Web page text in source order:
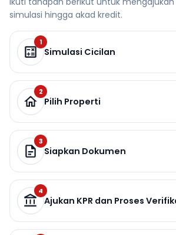
simulasi hingga akad kredit.
1
Simulasi Cicilan
2
Pilih Properti
3
Siapkan Dokumen
4
Ajukan KPR dan Proses